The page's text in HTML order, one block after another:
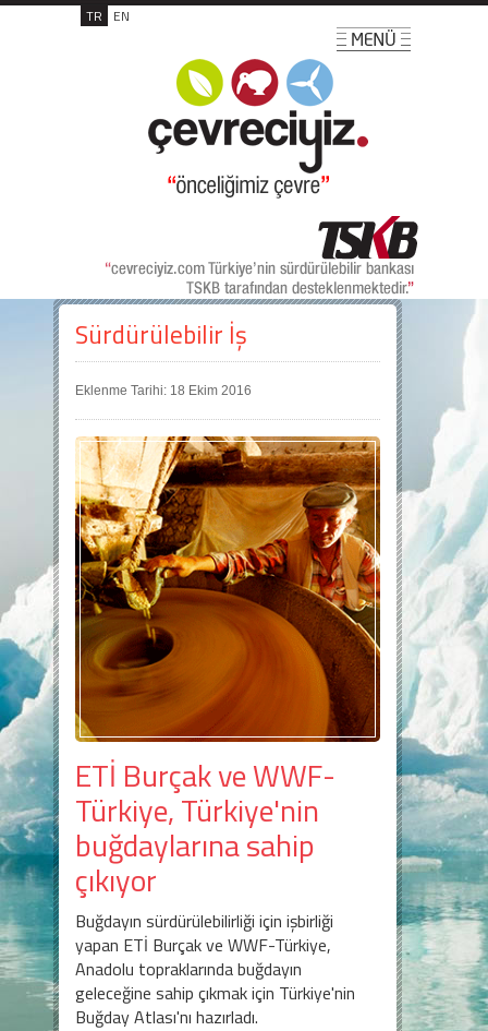
TR EN
Sürdürülebilir İş
Eklenme Tarihi: 18 Ekim 2016
ETİ Burçak ve WWF-
Türkiye, Türkiye'nin
buğdaylarına sahip
çıkıyor
Buğdayın sürdürülebilirliği için işbirliği
yapan ETİ Burçak ve WWF-Türkiye,
Anadolu topraklarında buğdayın
geleceğine sahip çıkmak için Türkiye'nin
Buğday Atlası'nı hazırladı.